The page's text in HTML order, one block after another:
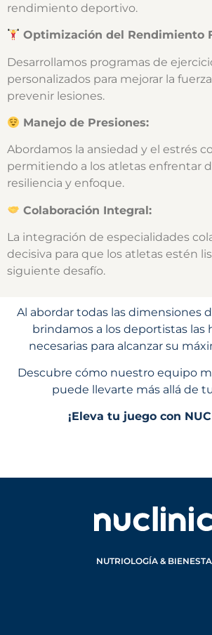
rendimiento deportivo.
Optimización del Rendimiento
Desarrollamos programas de
personalizados para mejorar la
prevenir lesiones.
Manejo de Presiones:
Abordamos la ansiedad y el estrés
permitiendo a los atletas enfrentar
resiliencia y enfoque.
Colaboración Integral:
La integración de especialidades
decisiva para que los atletas estén
siguiente desafío.
Al abordar todas las dimensiones
brindamos a los deportistas las
necesarias para alcanzar su
Descubre cómo nuestro equipo
puede llevarte más allá de
¡Eleva tu juego con
NUTRIOLOGÍA &